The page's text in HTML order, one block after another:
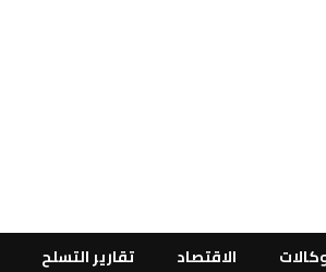
الاقتصاد تقارير التسلح